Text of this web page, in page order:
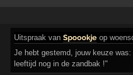
Uitspraak vanSpoookje op
Je hebt gestemd, jouw keuze
leeftijd nog in de zandbak !"